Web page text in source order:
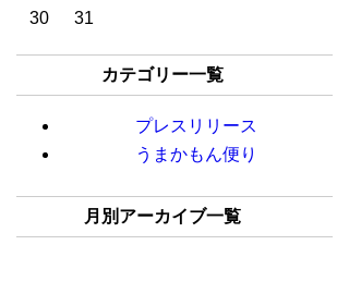
30
31
カテゴリー一覧
プレスリリース
うまかもん便り
月別アーカイブ一覧